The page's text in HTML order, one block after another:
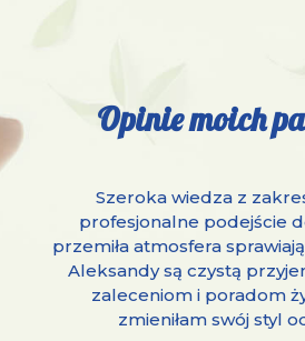
Opinie moich
Szeroka wiedza z
profesjonalne podejście
przemiła atmosfera
Aleksandy są czystą
zaleceniom i poradom
zmieniłam swój styl